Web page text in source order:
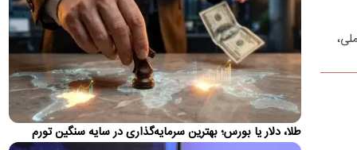
رونمایی از ۲ خرید جدید پرسپولیس؛ همین امروز!
باشگاه پرسپولیس در حال تکمیل انجام دو خرید بعدی است.
روایتی از امضای توافق‌نامه دفاع مشترک عربستان، ترکیه و پاکستان
«پیمان مکه»؛ کد آغاز آرایش جدید امنیتی در منطقه؟
در شرایطی که تداوم جنگ ایران و آمریکا و بحران یمن بار دیگر در
حال تبدیل‌شدن به یکی از کانون‌های اصلی تنش منطقه‌ای…
طلا، دلار یا بورس؛ بهترین سرمایه‌گذاری در سایه سنگین تورم